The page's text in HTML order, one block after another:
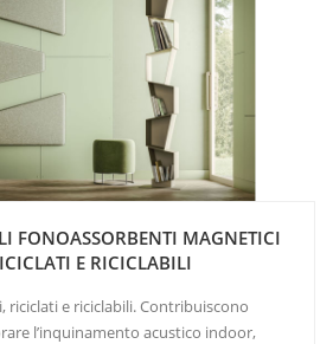
FONOASSORBENTI MAGNETICI
E RICICLABILI
riciclati e riciclabili. Contribuiscono
l’inquinamento acustico indoor,